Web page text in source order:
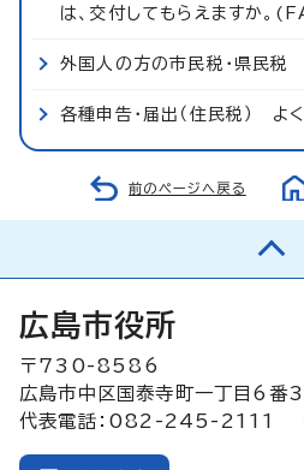
は、交付してもらえますか
外国人の方の市民税・県民税
各種申告・届出（住民税） よ
前のページへ戻る
広島市役所
〒730-8586
広島市中区国泰寺町一丁目6番
代表電話：082-245-2111